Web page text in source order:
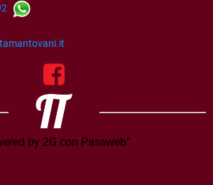
by 2G con Passweb”